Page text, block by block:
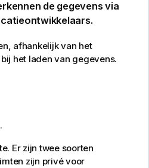
de gegevens via
afhankelijk van het
het laden van gegevens.
Er zijn twee soorten
zijn privé voor